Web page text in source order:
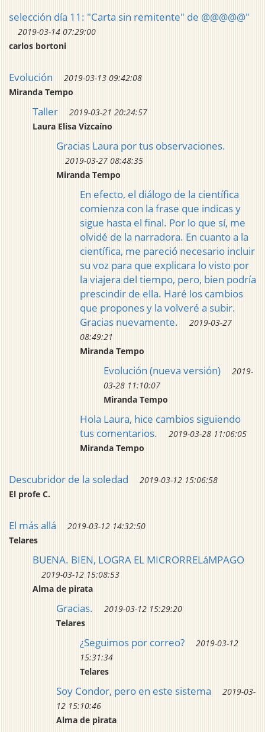
selección día 11: "Carta sin remitente" de @@@@@"
2019-03-14 07:29:00
carlos bortoni
Evolución
2019-03-13 09:42:08
Miranda Tempo
Taller
2019-03-21 20:24:57
Laura Elisa Vizcaíno
Gracias Laura por tus observaciones.
2019-03-27 08:48:35
Miranda Tempo
En efecto, el diálogo de la científica
comienza con la frase que indicas y
sigue hasta el final. Por lo que sí, me
olvidé de la narradora. En cuanto a la
científica, me pareció necesario incluir
su voz para que explicara lo visto por
la viajera del tiempo, pero, bien podría
prescindir de ella. Haré los cambios
que propones y la volveré a subir.
Gracias nuevamente.
2019-03-27
08:49:21
Miranda Tempo
Evolución (nueva versión)
2019-
03-28 11:10:07
Miranda Tempo
Hola Laura, hice cambios siguiendo
tus comentarios.
2019-03-28 11:06:05
Miranda Tempo
Descubridor de la soledad
2019-03-12 15:06:58
El profe C.
El más allá
2019-03-12 14:32:50
Telares
BUENA. BIEN, LOGRA EL MICRORRELáMPAGO
2019-03-12 15:08:53
Alma de pirata
Gracias.
2019-03-12 15:29:20
Telares
¿Seguimos por correo?
2019-03-12
15:31:34
Telares
Soy Condor, pero en este sistema
2019-03-
12 15:10:46
Alma de pirata